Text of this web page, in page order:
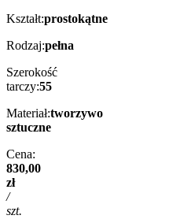
Kształt:prostokątne
Rodzaj:pełna
Szerokość
tarczy:55
Materiał:tworzywo
sztuczne
Cena:
830,00
zł
/
szt.